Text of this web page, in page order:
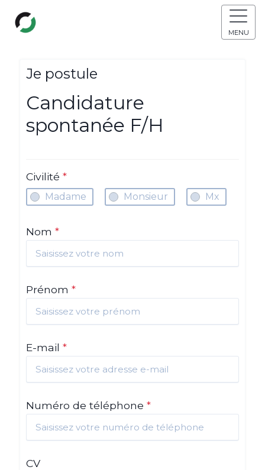
MENU
Je postule
Candidature
spontanée F/H
Civilité *
Madame Monsieur Mx
Nom *
Prénom *
E-mail *
Numéro de téléphone *
CV